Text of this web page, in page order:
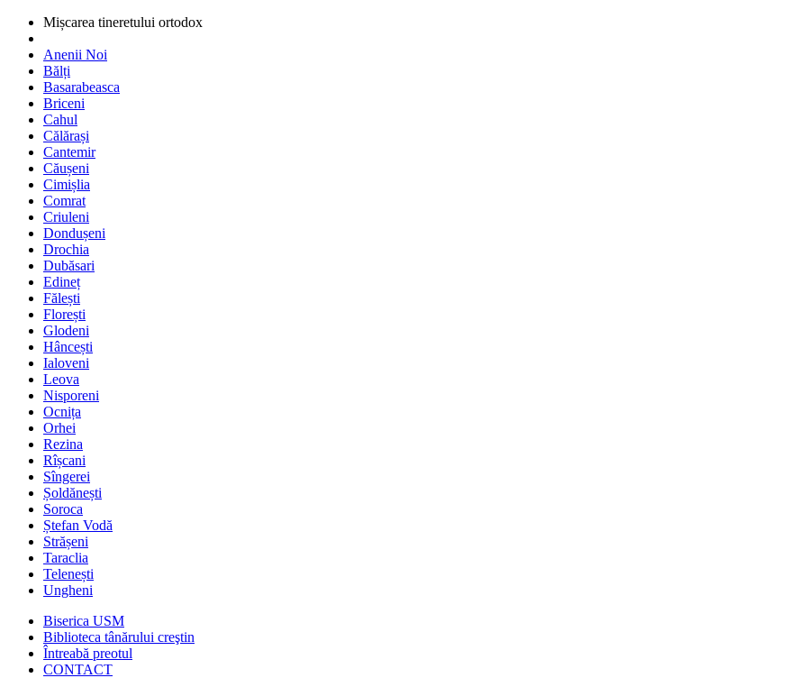
Mișcarea tineretului ortodox
Anenii Noi
Bălți
Basarabeasca
Briceni
Cahul
Călărași
Cantemir
Căușeni
Cimișlia
Comrat
Criuleni
Dondușeni
Drochia
Dubăsari
Edineț
Fălești
Florești
Glodeni
Hâncești
Ialoveni
Leova
Nisporeni
Ocnița
Orhei
Rezina
Rîșcani
Sîngerei
Șoldănești
Soroca
Ștefan Vodă
Strășeni
Taraclia
Telenești
Ungheni
Biserica USM
Biblioteca tânărului creştin
Întreabă preotul
CONTACT